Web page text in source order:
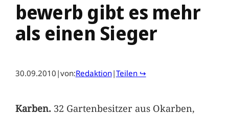
bewerb gibt es mehr
als einen Sieger
30.09.2010 |von:Redaktion|Teilen ↪
Karben.32 Gartenbesitzer aus Okarben,